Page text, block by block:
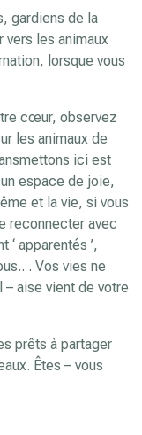
gardiens de la
vers les animaux
lorsque vous
cœur, observez
les animaux de
ici est
espace de joie,
et la vie, si vous
reconnecter avec
‘ apparentés ’,
. Vos vies ne
– aise vient de votre
prêts à partager
Êtes – vous